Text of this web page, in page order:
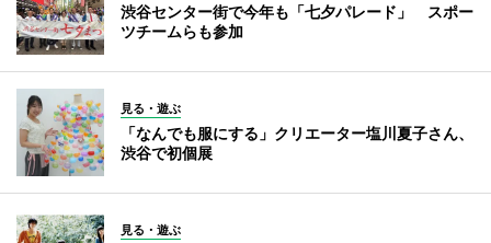
渋谷センター街で今年も「七夕パレード」 スポー
ツチームらも参加
見る・遊ぶ
「なんでも服にする」クリエーター塩川夏子さん、
渋谷で初個展
見る・遊ぶ